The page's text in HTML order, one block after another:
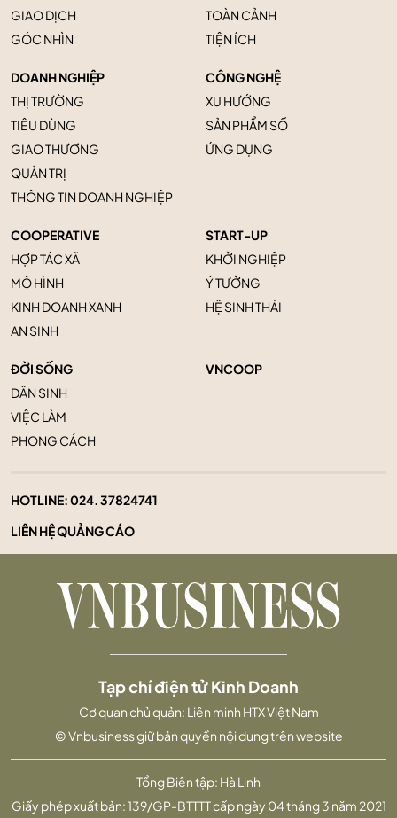
GIAO DỊCH
GÓC NHÌN
TOÀN CẢNH
TIỆN ÍCH
DOANH NGHIỆP
THỊ TRƯỜNG
TIÊU DÙNG
GIAO THƯƠNG
QUẢN TRỊ
THÔNG TIN DOANH NGHIỆP
CÔNG NGHỆ
XU HƯỚNG
SẢN PHẨM SỐ
ỨNG DỤNG
COOPERATIVE
HỢP TÁC XÃ
MÔ HÌNH
KINH DOANH XANH
AN SINH
START-UP
KHỞI NGHIỆP
Ý TƯỞNG
HỆ SINH THÁI
ĐỜI SỐNG
DÂN SINH
VIỆC LÀM
PHONG CÁCH
VNCOOP
HOTLINE:024. 37824741
LIÊN HỆ QUẢNG CÁO
Tổng Biên tập: Hà Linh
Giấy phép xuất bản: 139/GP-BTTTT cấp ngày 04 tháng 3 năm 2021
Tạp chí điện tử Kinh Doanh
Cơ quan chủ quản: Liên minh HTX Việt Nam
© Vnbusiness giữ bản quyền nội dung trên website